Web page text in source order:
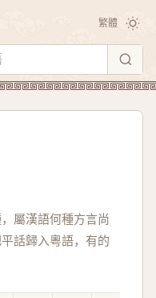
繁體
屬漢語何種方言尚
話歸入粵語，有的